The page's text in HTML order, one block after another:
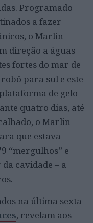
Programado
a fazer
o Marlin
direção a águas
fortes do mar de
para sul e este
de gelo
quatro dias, até
o Marlin
que estava
“mergulhos” e
cavidade – a
na última sexta-
, revelam aos